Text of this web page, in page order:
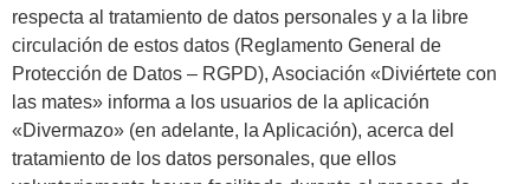
respecta al tratamiento de datos personales y a la libre
circulación de estos datos (Reglamento General de
Protección de Datos – RGPD), Asociación «Diviértete con
las mates» informa a los usuarios de la aplicación
«Divermazo» (en adelante, la Aplicación), acerca del
tratamiento de los datos personales, que ellos